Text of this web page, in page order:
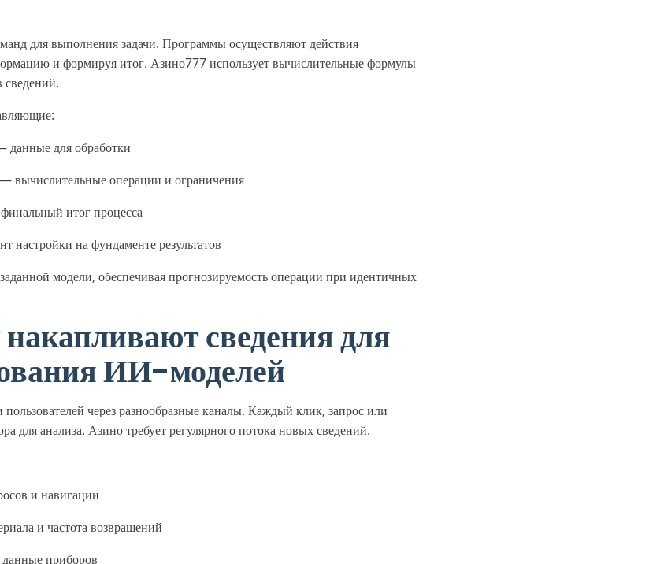
для выполнения задачи. Программы осуществляют действия
и формируя итог. Азино777 использует вычислительные формулы
сведений.
данные для обработки
операции и ограничения
итог процесса
настройки на фундаменте результатов
модели, обеспечивая прогнозируемость операции при идентичных
сведения для
ИИ-моделей
через разнообразные каналы. Каждый клик, запрос или
для анализа. Азино требует регулярного потока новых сведений.
и навигации
и частота возвращений
приборов